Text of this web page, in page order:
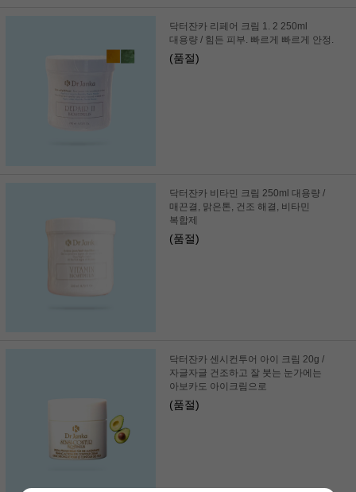
닥터잔카 리페어 크림 1. 2 250ml
대용량 / 힘든 피부. 빠르게 빠르게 안정.
(품절)
닥터잔카 비타민 크림 250ml 대용량 /
매끈결, 맑은톤, 건조 해결, 비타민
복합제
(품절)
닥터잔카 센시컨투어 아이 크림 20g /
자글자글 건조하고 잘 붓는 눈가에는
아보카도 아이크림으로
(품절)